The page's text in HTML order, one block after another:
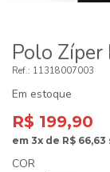
Polo Zíper
11318007003
Em estoque
R$ 199,90
em 3x de R$ 66,63
COR